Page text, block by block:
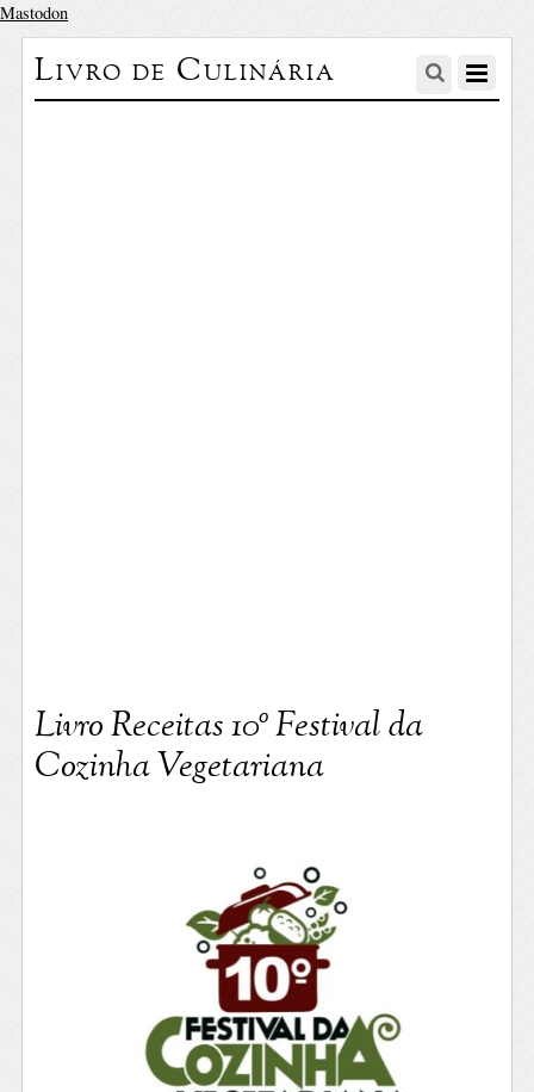
Mastodon
Livro de Culinária
Livro Receitas 10º Festival da
Cozinha Vegetariana